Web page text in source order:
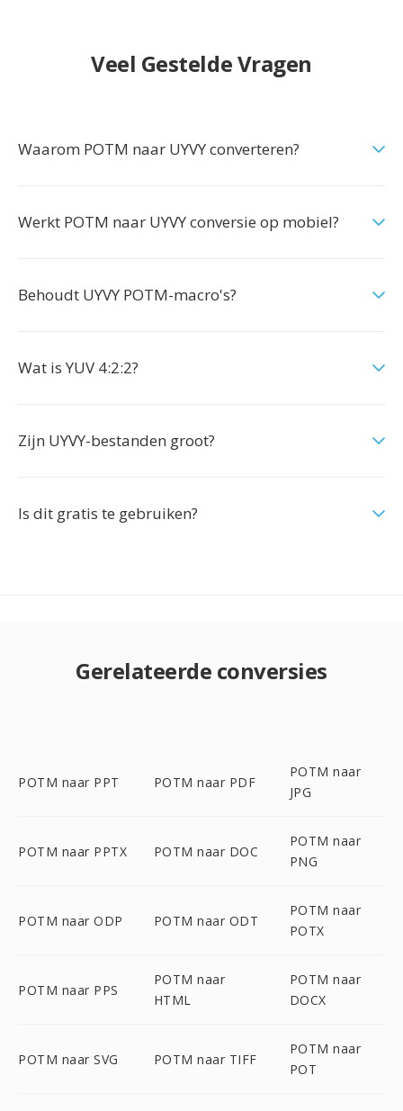
Veel Gestelde Vragen
Waarom POTM naar UYVY converteren?
Werkt POTM naar UYVY conversie op mobiel?
Behoudt UYVY POTM-macro's?
Wat is YUV 4:2:2?
Zijn UYVY-bestanden groot?
Is dit gratis te gebruiken?
Gerelateerde conversies
POTM naar PPT POTM naar PDF
POTM naar
JPG
POTM naar PPTX POTM naar DOC
POTM naar
PNG
POTM naar ODP POTM naar ODT
POTM naar
POTX
POTM naar PPS
POTM naar
HTML
POTM naar
DOCX
POTM naar SVG POTM naar TIFF
POTM naar
POT